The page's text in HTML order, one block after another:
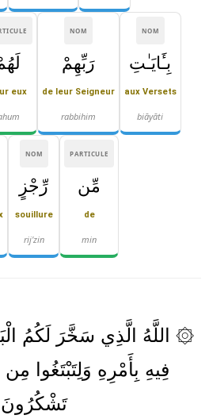
NOM
بِـَٔايَـٰتِ
aux Versets
biāyāti
NOM
رَبِّهِمْ
de leur Seigneur
rabbihim
eux
PARTICULE
مِّن
de
min
NOM
رِّجْزٍ
souillure
rij'zin
۞ اللَّهُ الَّذِي سَخَّرَ لَكُمُ
فِيهِ بِأَمْرِهِ وَلِتَبْتَغُوا
تَشْكُرُونَ